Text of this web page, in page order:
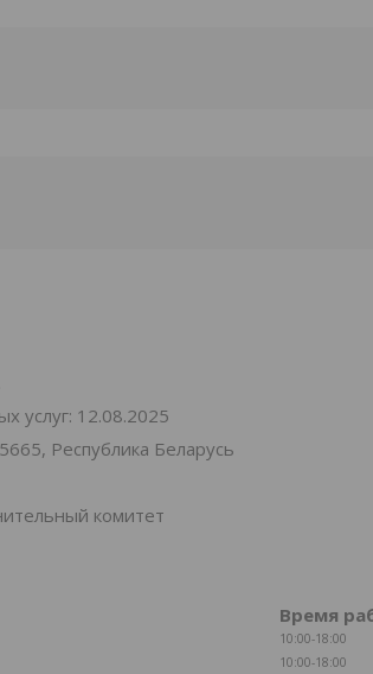
услуг: 12.08.2025
Республика Беларусь
комитет
Время
10:00-18:00
10:00-18:00